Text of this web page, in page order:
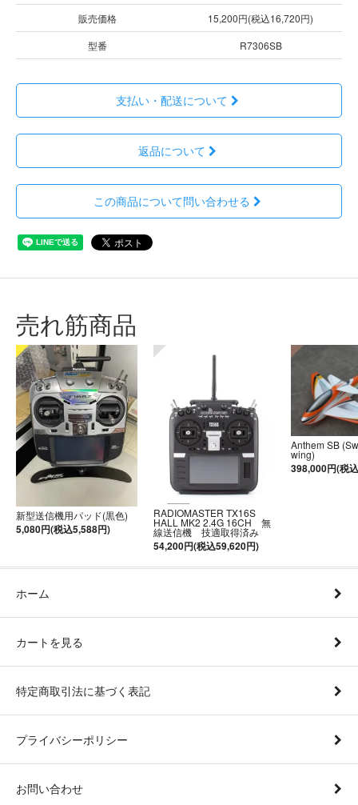
販売価格
15,200円(税込16,720円)
型番
R7306SB
支払い・配送について
返品について
この商品について問い合わせる
売れ筋商品
新型送信機用パッド(黒色)
5,080円(税込5,588円)
RADIOMASTER TX16S
HALL MK2 2.4G 16CH 無
線送信機 技適取得済み
54,200円(税込59,620円)
Anthem SB
wing)
398,000円(税
ホーム
カートを見る
特定商取引法に基づく表記
プライバシーポリシー
お問い合わせ